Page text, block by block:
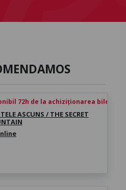
72h de la achiziționarea biletului
ASCUNS / THE SECRET